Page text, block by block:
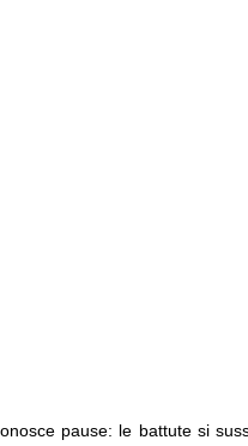
pause: le battute si